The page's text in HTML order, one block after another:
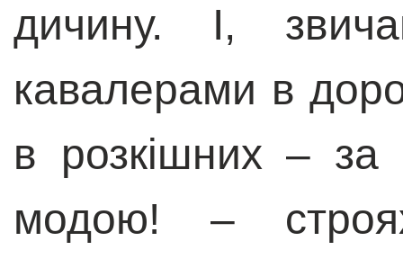
дичину. І,
кавалерами в
в розкішних – за
модою! –